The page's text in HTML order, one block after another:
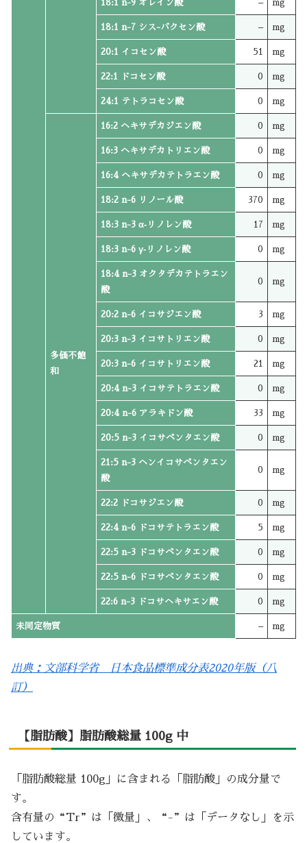
18:1 n-9 オレイン酸 – mg
18:1 n-7 シス-バクセン酸 – mg
20:1 イコセン酸 51 mg
22:1 ドコセン酸 0 mg
24:1 テトラコセン酸 0 mg
多価不飽
和
16:2 ヘキサデカジエン酸 0 mg
16:3 ヘキサデカトリエン酸 0 mg
16:4 ヘキサデカテトラエン酸 0 mg
18:2 n-6 リノール酸 370 mg
18:3 n-3 α‐リノレン酸 17 mg
18:3 n-6 γ‐リノレン酸 0 mg
18:4 n-3 オクタデカテトラエン
酸
0 mg
20:2 n-6 イコサジエン酸 3 mg
20:3 n-3 イコサトリエン酸 0 mg
20:3 n-6 イコサトリエン酸 21 mg
20:4 n-3 イコサテトラエン酸 0 mg
20:4 n-6 アラキドン酸 33 mg
20:5 n-3 イコサペンタエン酸 0 mg
21:5 n-3 ヘンイコサペンタエン
酸
0 mg
22:2 ドコサジエン酸 0 mg
22:4 n-6 ドコサテトラエン酸 5 mg
22:5 n-3 ドコサペンタエン酸 0 mg
22:5 n-6 ドコサペンタエン酸 0 mg
22:6 n-3 ドコサヘキサエン酸 0 mg
未同定物質 – mg
出典：文部科学省 日本食品標準成分表2020年版（八
訂）
【脂肪酸】脂肪酸総量 100g 中
「脂肪酸総量 100g」に含まれる「脂肪酸」の成分量で
す。
含有量の“Tr”は「微量」、“-”は「データなし」を示
しています。